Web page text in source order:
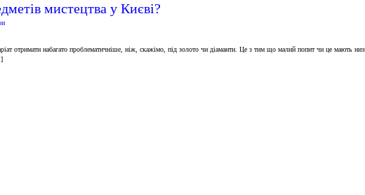
мистецтва у Києві?
отримати набагато проблематичніше, ніж, скажімо, під золото чи діаманти. Це з тим що малий попит чи це мають